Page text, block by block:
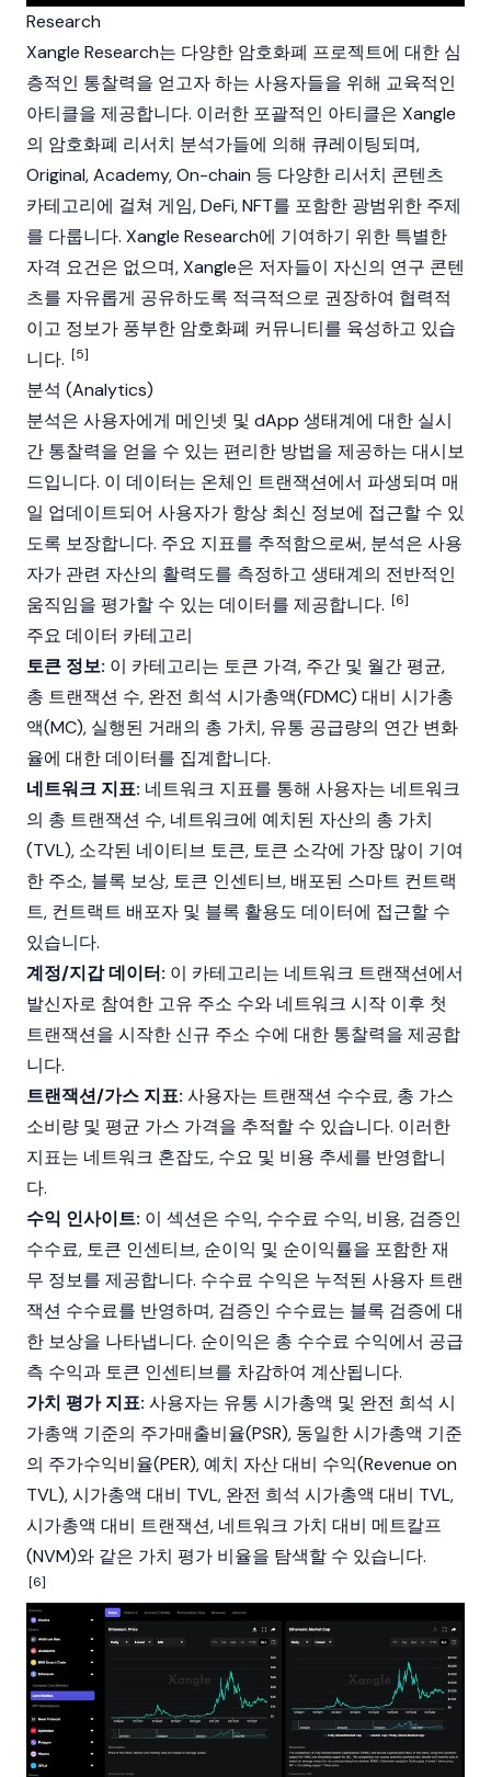
Research
Xangle Research는 다양한 암호화폐 프로젝트에 대한 심
층적인 통찰력을 얻고자 하는 사용자들을 위해 교육적인
아티클을 제공합니다. 이러한 포괄적인 아티클은 Xangle
의 암호화폐 리서치 분석가들에 의해 큐레이팅되며,
Original, Academy, On-chain 등 다양한 리서치 콘텐츠
카테고리에 걸쳐 게임,DeFi,NFT를 포함한 광범위한 주제
를 다룹니다. Xangle Research에 기여하기 위한 특별한
자격 요건은 없으며, Xangle은 저자들이 자신의 연구 콘텐
츠를 자유롭게 공유하도록 적극적으로 권장하여 협력적
이고 정보가 풍부한 암호화폐 커뮤니티를 육성하고 있습
니다. [5]
분석 (Analytics)
분석은 사용자에게 메인넷 및 dApp 생태계에 대한 실시
간 통찰력을 얻을 수 있는 편리한 방법을 제공하는 대시보
드입니다. 이 데이터는 온체인 트랜잭션에서 파생되며 매
일 업데이트되어 사용자가 항상 최신 정보에 접근할 수 있
도록 보장합니다. 주요 지표를 추적함으로써, 분석은 사용
자가 관련 자산의 활력도를 측정하고 생태계의 전반적인
움직임을 평가할 수 있는 데이터를 제공합니다. [6]
주요 데이터 카테고리
토큰 정보: 이 카테고리는 토큰 가격, 주간 및 월간 평균,
총 트랜잭션 수, 완전 희석 시가총액(FDMC) 대비 시가총
액(MC), 실행된 거래의 총 가치, 유통 공급량의 연간 변화
율에 대한 데이터를 집계합니다.
네트워크 지표: 네트워크 지표를 통해 사용자는 네트워크
의 총 트랜잭션 수, 네트워크에 예치된 자산의 총 가치
(TVL), 소각된 네이티브 토큰, 토큰 소각에 가장 많이 기여
한 주소, 블록 보상, 토큰 인센티브, 배포된 스마트 컨트랙
트, 컨트랙트 배포자 및 블록 활용도 데이터에 접근할 수
있습니다.
계정/지갑 데이터: 이 카테고리는 네트워크 트랜잭션에서
발신자로 참여한 고유 주소 수와 네트워크 시작 이후 첫
트랜잭션을 시작한 신규 주소 수에 대한 통찰력을 제공합
니다.
트랜잭션/가스 지표: 사용자는 트랜잭션 수수료, 총 가스
소비량 및 평균 가스 가격을 추적할 수 있습니다. 이러한
지표는 네트워크 혼잡도, 수요 및 비용 추세를 반영합니
다.
수익 인사이트: 이 섹션은 수익, 수수료 수익, 비용, 검증인
수수료, 토큰 인센티브, 순이익 및 순이익률을 포함한 재
무 정보를 제공합니다. 수수료 수익은 누적된 사용자 트랜
잭션 수수료를 반영하며, 검증인 수수료는 블록 검증에 대
한 보상을 나타냅니다. 순이익은 총 수수료 수익에서 공급
측 수익과 토큰 인센티브를 차감하여 계산됩니다.
가치 평가 지표: 사용자는 유통 시가총액 및 완전 희석 시
가총액 기준의 주가매출비율(PSR), 동일한 시가총액 기준
의 주가수익비율(PER), 예치 자산 대비 수익(Revenue on
TVL), 시가총액 대비 TVL, 완전 희석 시가총액 대비 TVL,
시가총액 대비 트랜잭션, 네트워크 가치 대비 메트칼프
(NVM)와 같은 가치 평가 비율을 탐색할 수 있습니다.
[6]